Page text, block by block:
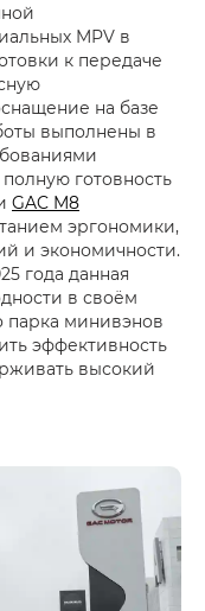
MPV в
к передаче
на базе
выполнены в
готовность
GAC M8
эргономики,
и экономичности.
года данная
в своём
парка минивэнов
эффективность
высокий